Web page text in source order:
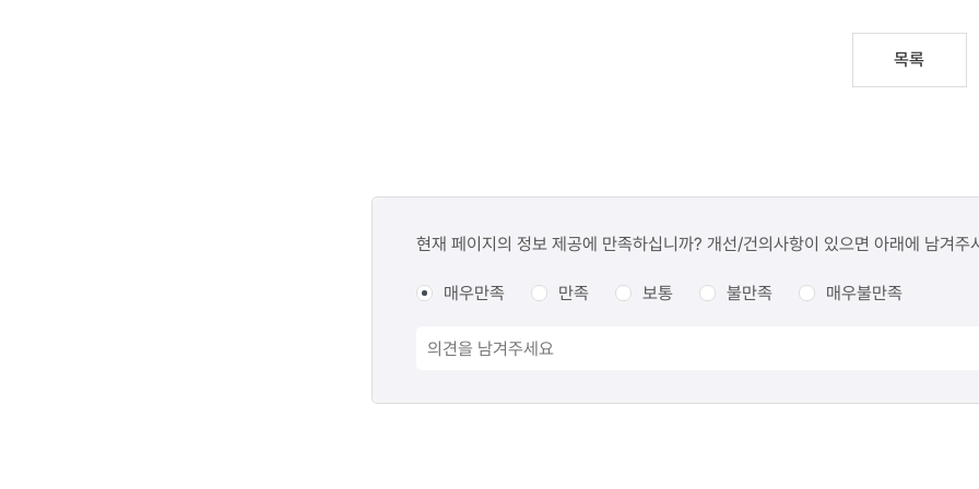
목록
만족도현재 페이지의 정보 제공에 만족하십니까? 개선/건의사항이 있으면 아래에 남겨주
매우만족 만족 보통 불만족 매우불만족